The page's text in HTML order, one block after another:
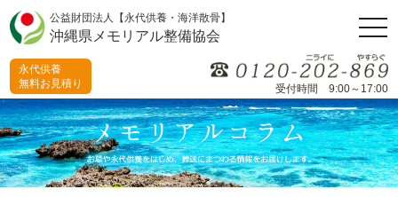
公益財団法人【永代供養・海洋散骨】
沖縄県メモリアル整備協会
受付時間 9:00～17:00
永代供養
無料お見積り